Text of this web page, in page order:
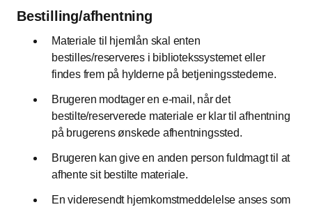
Bestilling/afhentning
Materiale til hjemlån skal enten
bestilles/reserveres i bibliotekssystemet eller
findes frem på hylderne på betjeningsstederne.
Brugeren modtager en e-mail, når det
bestilte/reserverede materiale er klar til afhentning
på brugerens ønskede afhentningssted.
Brugeren kan give en anden person fuldmagt til at
afhente sit bestilte materiale.
En videresendt hjemkomstmeddelelse anses som